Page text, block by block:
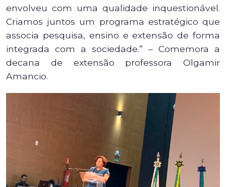
envolveu com uma qualidade inquestionável.
Criamos juntos um programa estratégico que
associa pesquisa, ensino e extensão de forma
integrada com a sociedade.” – Comemora a
decana de extensão professora Olgamir
Amancio.